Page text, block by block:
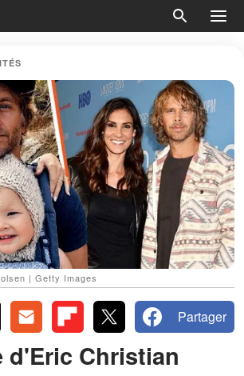
| Getty Images
Partager
d'Eric Christian